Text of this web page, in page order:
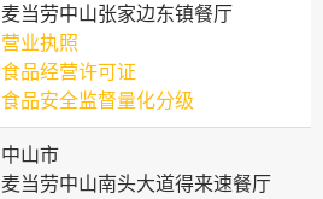
麦当劳中山张家边东镇餐厅
营业执照
食品经营许可证
食品安全监督量化分级
中山市
麦当劳中山南头大道得来速餐厅